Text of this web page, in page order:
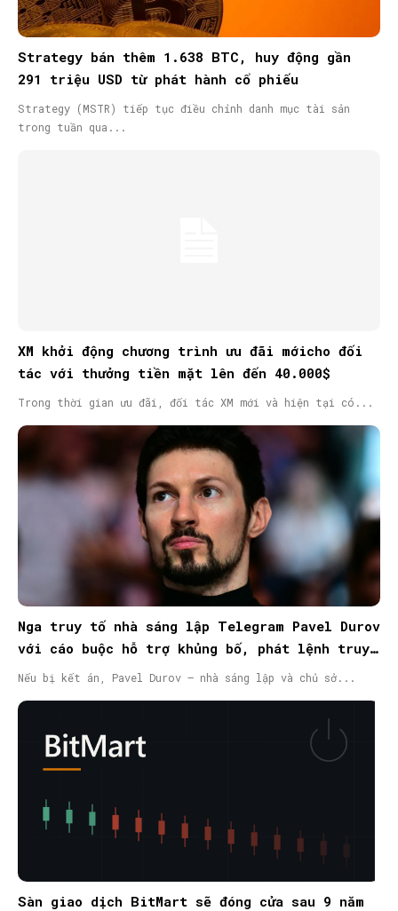
Strategy bán thêm 1.638 BTC, huy động gần
291 triệu USD từ phát hành cổ phiếu
Strategy (MSTR) tiếp tục điều chỉnh danh mục tài sản
trong tuần qua...
XM khởi động chương trình ưu đãi mớicho đối
tác với thưởng tiền mặt lên đến 40.000$
Trong thời gian ưu đãi, đối tác XM mới và hiện tại có...
Nga truy tố nhà sáng lập Telegram Pavel Durov
với cáo buộc hỗ trợ khủng bố, phát lệnh truy
nã quốc tế
Nếu bị kết án, Pavel Durov – nhà sáng lập và chủ sở...
Sàn giao dịch BitMart sẽ đóng cửa sau 9 năm